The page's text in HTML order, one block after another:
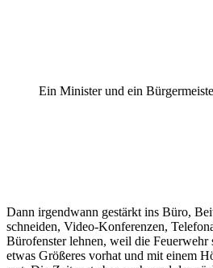
Ein Minister und ein
Dann irgendwann gestärkt ins Büro,
schneiden, Video-Konferenzen,
Bürofenster lehnen, weil die Feuerwehr
etwas Größeres vorhat und mit einem